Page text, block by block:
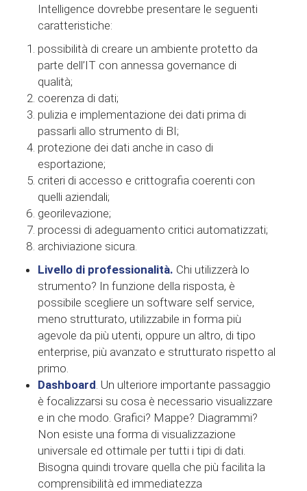
Intelligence dovrebbe presentare le seguenti
caratteristiche:
possibilità di creare un ambiente protetto da
parte dell’IT con annessa governance di
qualità;
coerenza di dati;
pulizia e implementazione dei dati prima di
passarli allo strumento di BI;
protezione dei dati anche in caso di
esportazione;
criteri di accesso e crittografia coerenti con
quelli aziendali;
georilevazione;
processi di adeguamento critici automatizzati;
archiviazione sicura.
Livello di professionalità. Chi utilizzerà lo
strumento? In funzione della risposta, è
possibile scegliere un software self service,
meno strutturato, utilizzabile in forma più
agevole da più utenti, oppure un altro, di tipo
enterprise, più avanzato e strutturato rispetto al
primo.
Dashboard. Un ulteriore importante passaggio
è focalizzarsi su cosa è necessario visualizzare
e in che modo. Grafici? Mappe? Diagrammi?
Non esiste una forma di visualizzazione
universale ed ottimale per tutti i tipi di dati.
Bisogna quindi trovare quella che più facilita la
comprensibilità ed immediatezza